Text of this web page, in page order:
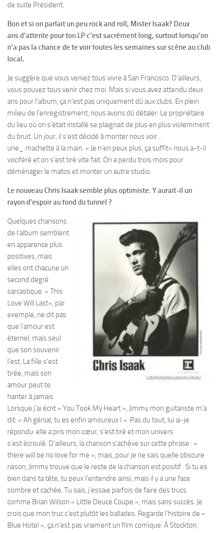
de suite Président.
Bon et si on parlait un peu rockand roll, Mister lsaak? Deux
ansd’attente pour ton LP c’est sacrément long, surtout lorsqu’on
n’a pas la chance de te voir toutes lessemaines sur scène au club
local.
Je suggère que vous veniez tous vivre à San Francisco. D’ailleurs,
vous pouvez tous venir chez moi. Mais si vous avez attendu deux
ans pour l’album, ça n’est pas uniquement dû aux clubs. En plein
milieu de l’enregistrement, nous avons dû détaler. Le propriétaire
du lieu où on s’était installé se plaignait de plus en plus violemment
du bruit. Un jour, il s’est décidé à monter nous voir…
une_ machette à la main. « Je n’en peux plus, ça suffit» nous a-t-il
vociféré et on s’est tiré vite fait. On a perdu trois mois pour
déménager le matos et monter un autre studio.
Le nouveau Chris lsaak semble plus optimiste. Y aurait-il un
rayond’espoir au fond du tunnel ?
Quelques chansons
de l’album semblent
en apparence plus
positives, mais
elles ont chacune un
second degré
sarcastique. « This
Love Will Last», par
exemple, ne dit pas
que l’amour est
éternel, mais seul
que son souvenir
l’est. La fille s’est
tirée, mais son
amour peut te
hanter à jamais.
Lorsque j’ai écrit « You Took My Heart », Jimmy mon guitariste m’a
dit: « Ah génial, tu es enfin amoureux l ». Pas du tout, lui ai-je
répondu: elle a pris mon cœur, s’est tiré et mon univers
s’est écroulé. D’ailleurs, la chanson s’achève sur cette phrase : «
there will be no love for me », mais, pour je ne sais quelle obscure
raison, Jimmy trouve que le reste de la chanson est positif . Si tu es
bien dans ta tête, tu peux l’entendre ainsi, mais il y a une face
sombre et cachée. Tu sais, j’essaie parfois de faire des trucs
comme Brian Wilson « Little Deuce Coupe », mais sans succès. Je
crois que mon truc c’est plutôt les ballades. Regarde l’histoire de «
Blue Hotel », ça n’est pas vraiment un film comique. À Stockton,